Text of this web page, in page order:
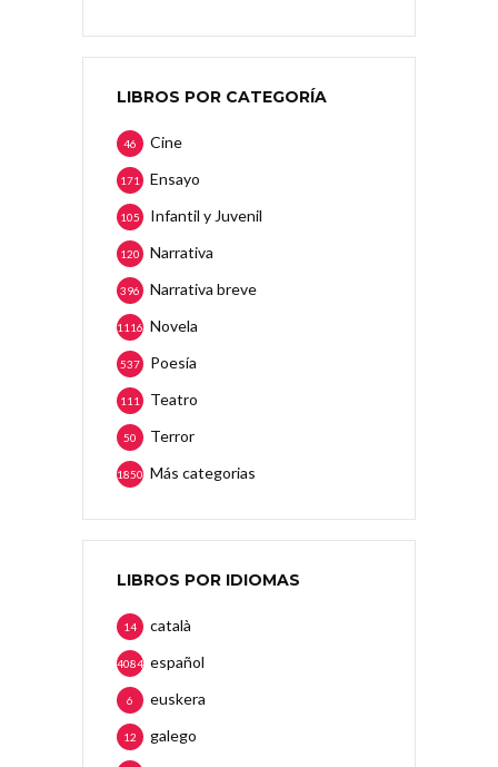
LIBROS POR CATEGORÍA
Cine
46
Ensayo
171
Infantil y Juvenil
105
Narrativa
120
Narrativa breve
396
Novela
1116
Poesía
537
Teatro
111
Terror
50
Más categorias
1850
LIBROS POR IDIOMAS
català
14
español
4084
euskera
6
galego
12